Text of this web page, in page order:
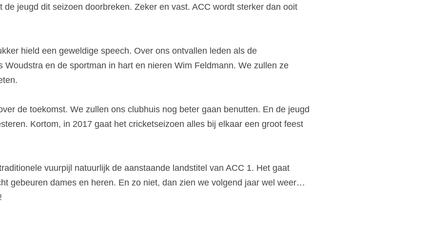
de jeugd dit seizoen doorbreken. Zeker en vast. ACC wordt sterker dan ooit
hield een geweldige speech. Over ons ontvallen leden als de
Woudstra en de sportman in hart en nieren Wim Feldmann. We zullen ze
de toekomst. We zullen ons clubhuis nog beter gaan benutten. En de jeugd
Kortom, in 2017 gaat het cricketseizoen alles bij elkaar een groot feest
vuurpijl natuurlijk de aanstaande landstitel van ACC 1. Het gaat
gebeuren dames en heren. En zo niet, dan zien we volgend jaar wel weer…